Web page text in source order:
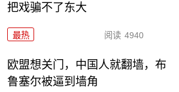
把戏骗不了东大
最热 阅读 4940
欧盟想关门，中国人就翻墙，布
鲁塞尔被逼到墙角